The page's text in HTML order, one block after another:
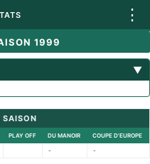
⋮
1999
▼
PLAY OFF DU MANOIR COUPE D'EUROPE
- -